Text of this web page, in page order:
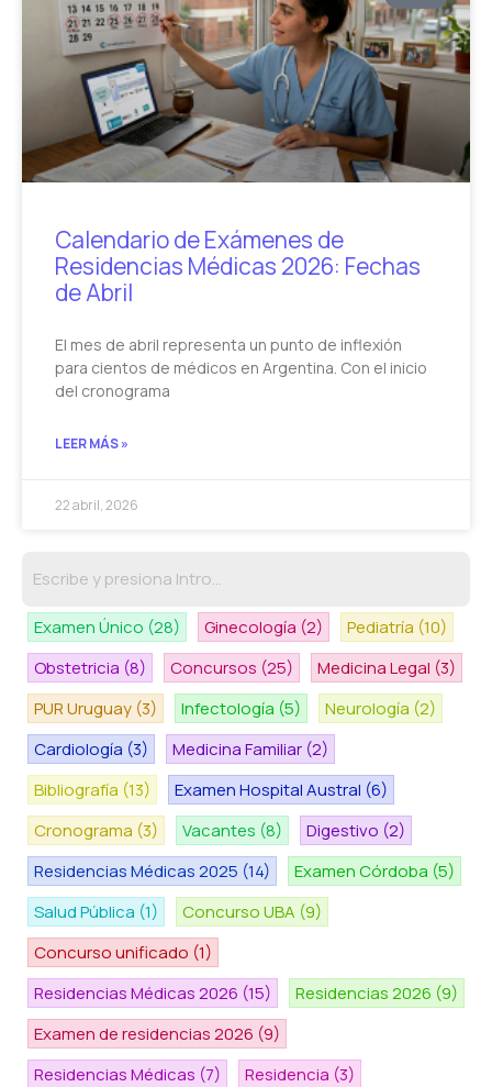
Calendario de Exámenes de
Residencias Médicas 2026: Fechas
de Abril
El mes de abril representa un punto de inflexión
para cientos de médicos en Argentina. Con el inicio
del cronograma
LEER MÁS »
22 abril, 2026
Examen Único (28) Ginecología (2) Pediatría (10)
Obstetricia (8) Concursos (25) Medicina Legal (3)
PUR Uruguay (3) Infectología (5) Neurología (2)
Cardiología (3) Medicina Familiar (2)
Bibliografía (13) Examen Hospital Austral (6)
Cronograma (3) Vacantes (8) Digestivo (2)
Residencias Médicas 2025 (14) Examen Córdoba (5)
Salud Pública (1) Concurso UBA (9)
Concurso unificado (1)
Residencias Médicas 2026 (15) Residencias 2026 (9)
Examen de residencias 2026 (9)
Residencias Médicas (7) Residencia (3)